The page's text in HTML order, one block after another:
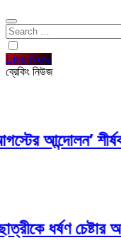
Search
for:
Live Now
ব্রেকিং নিউজ
আন্দোলন’ শীর্ষক
ধর্ষণ চেষ্টার